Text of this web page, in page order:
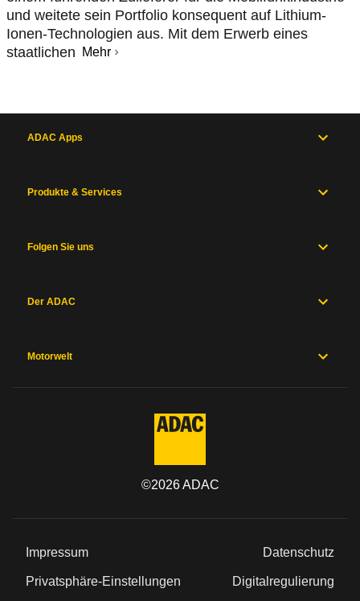
und weitete sein Portfolio konsequent auf Lithium-
Ionen-Technologien aus. Mit dem Erwerb eines
staatlichen
Mehr
ADAC Apps
Produkte & Services
Folgen Sie uns
Der ADAC
Motorwelt
©2026ADAC
Impressum Datenschutz
Privatsphäre-Einstellungen Digitalregulierung